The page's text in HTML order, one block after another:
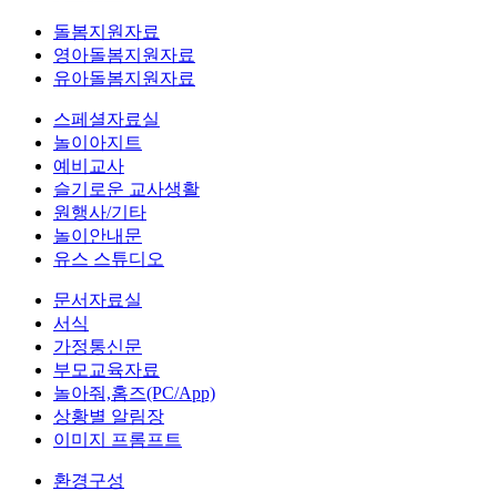
돌봄지원자료
영아돌봄지원자료
유아돌봄지원자료
스페셜자료실
놀이아지트
예비교사
슬기로운 교사생활
원행사/기타
놀이안내문
유스 스튜디오
문서자료실
서식
가정통신문
부모교육자료
놀아줘,홈즈(PC/App)
상황별 알림장
이미지 프롬프트
환경구성